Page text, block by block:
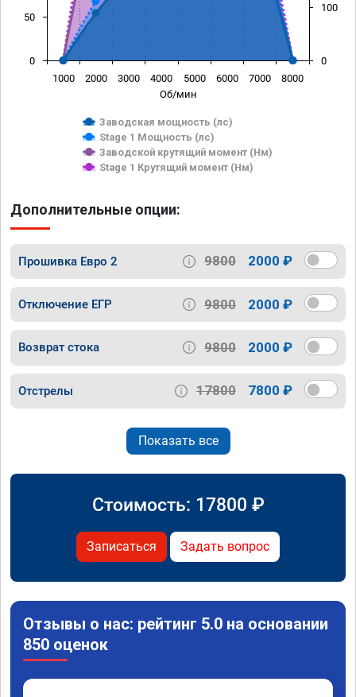
Об/мин
Заводская мощность (лс)
Stage 1 Мощность (лс)
Заводской крутящий момент (Нм)
Stage 1 Крутящий момент (Нм)
1000 2000 3000 4000 5000 6000 7000 8000
0
50
0
100
Дополнительные опции:
Прошивка Евро 2 9800 2000 ₽
Отключение ЕГР 9800 2000 ₽
Возврат стока 9800 2000 ₽
Отстрелы 17800 7800 ₽
Показать все
Стоимость: 17800 ₽
Записаться Задать вопрос
Отзывы о нас: рейтинг 5.0 на основании
850 оценок